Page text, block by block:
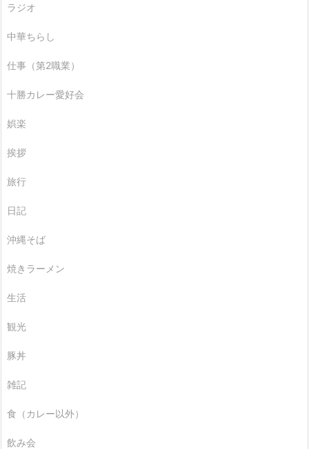
ラジオ
中華ちらし
仕事（第2職業）
十勝カレー愛好会
娯楽
挨拶
旅行
日記
沖縄そば
焼きラーメン
生活
観光
豚丼
雑記
食（カレー以外）
飲み会